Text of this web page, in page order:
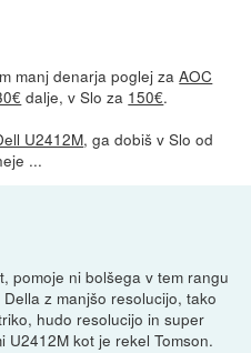
manj denarja poglej zaAOC
dalje, v Slo za 150€.
U2412M, ga dobiš v Slo od
...
pomoje ni bolšega v tem rangu
z manjšo resolucijo, tako
hudo resolucijo in super
kot je rekel Tomson.